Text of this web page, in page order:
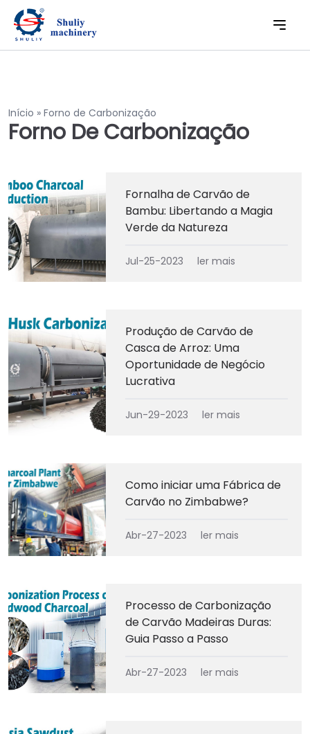
Início » Forno de Carbonização
Forno De Carbonização
Fornalha de Carvão de
Bambu: Libertando a Magia
Verde da Natureza
Jul-25-2023 ler mais
Produção de Carvão de
Casca de Arroz: Uma
Oportunidade de Negócio
Lucrativa
Jun-29-2023 ler mais
Como iniciar uma Fábrica de
Carvão no Zimbabwe?
Abr-27-2023 ler mais
Processo de Carbonização
de Carvão Madeiras Duras:
Guia Passo a Passo
Abr-27-2023 ler mais